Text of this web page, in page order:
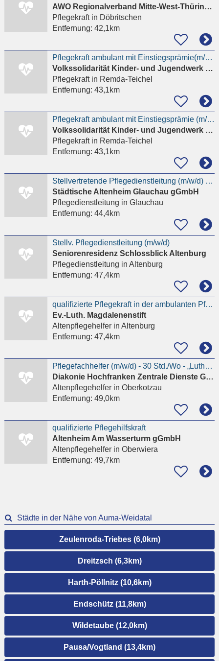
AWO Regionalverband Mitte-West-Thüringen e.V.
Pflegekraftin Döbritschen
Entfernung: 42,1km
Pflegekraft ambulant mit Einstiegsprämie(m/w/d)
Volkssolidarität Kinder- und Jugendwerk Thüringen gGmbH
Pflegekraftin Remda-Teichel
Entfernung: 43,1km
Pflegekraft ambulant mit Einstiegsprämie (m/w/d) Rudolstadt
Volkssolidarität Kinder- und Jugendwerk Thüringen gGmbH
Pflegekraftin Remda-Teichel
Entfernung: 43,1km
Stellvertretende Pflegedienstleitung (m/w/d) in Teilzeit oder Vollzeit (ab 30 Wochenstunden)
Städtische Altenheim Glauchau gGmbH
Pflegedienstleitung in Glauchau
Entfernung: 44,4km
Stellv. Pflegedienstleitung (m/w/d)
Seniorenresidenz Schlossblick Altenburg
Pflegedienstleitung in Altenburg
Entfernung: 47,4km
qualifizierte Pflegekraft in der ambulanten Pflege (m/w/d)
Ev.-Luth. Magdalenenstift
Altenpflegehelferin Altenburg
Entfernung: 47,4km
Pflegefachhelfer (m/w/d) - 30 Std./Wo - „Lutherstift“ in Oberkotzau
Diakonie Hochfranken Zentrale Dienste GmbH
Altenpflegehelferin Oberkotzau
Entfernung: 49,0km
qualifizierte Pflegehilfskraft
Altenheim Am Wasserturm gGmbH
Altenpflegehelferin Oberwiera
Entfernung: 49,7km
Städte in der Nähe von Auma-Weidatal
Zeulenroda-Triebes (6,0km)
Dreitzsch (6,3km)
Harth-Pöllnitz (10,6km)
Endschütz (11,8km)
Wildetaube (12,0km)
Pausa/Vogtland (13,4km)